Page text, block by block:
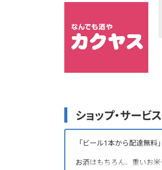
ショップ・サービ
「ビール1本から配達無料
お酒はもちろん、重いお